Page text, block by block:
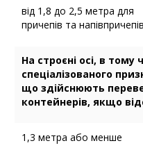
від 1,8 до 2,5 метра для
причепів та напівпричепів
На строєні осі, в тому
спеціалізованого
що здійснюють
контейнерів, якщо
1,3 метра або менше